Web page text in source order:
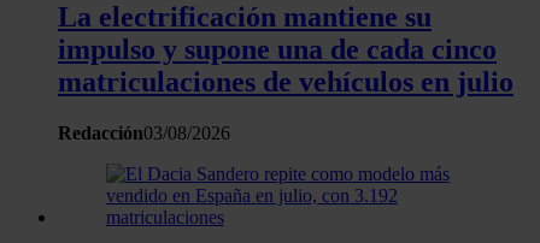
La electrificación mantiene su
impulso y supone una de cada cinco
matriculaciones de vehículos en julio
Redacción03/08/2026